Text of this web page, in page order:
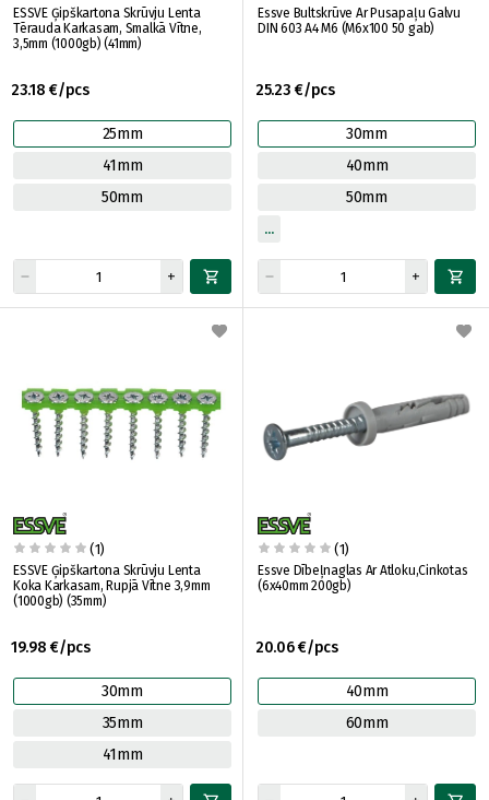
ESSVE Ģipškartona Skrūvju Lenta
Tērauda Karkasam, Smalkā Vītne,
3,5mm (1000gb) (41mm)
23.18 €/pcs
25mm
41mm
50mm
Essve Bultskrūve Ar Pusapaļu Galvu
DIN 603 A4 M6 (M6x100 50 gab)
25.23 €/pcs
30mm
40mm
50mm
(1)
ESSVE Ģipškartona Skrūvju Lenta
Koka Karkasam, Rupjā Vītne 3,9mm
(1000gb) (35mm)
19.98 €/pcs
30mm
35mm
41mm
(1)
Essve Dībeļnaglas Ar Atloku,Cinkotas
(6x40mm 200gb)
20.06 €/pcs
40mm
60mm